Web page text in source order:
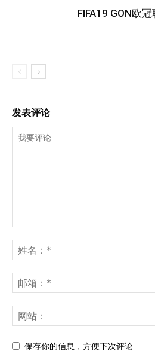
FIFA19 GON欧
发表评论
保存你的信息，方便下次评论